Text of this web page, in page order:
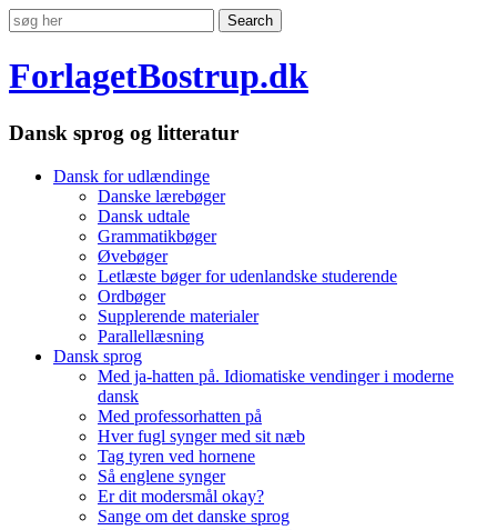
ForlagetBostrup.dk
Dansk sprog og litteratur
Dansk for udlændinge
Danske lærebøger
Dansk udtale
Grammatikbøger
Øvebøger
Letlæste bøger for udenlandske studerende
Ordbøger
Supplerende materialer
Parallellæsning
Dansk sprog
Med ja-hatten på. Idiomatiske vendinger i moderne
dansk
Med professorhatten på
Hver fugl synger med sit næb
Tag tyren ved hornene
Så englene synger
Er dit modersmål okay?
Sange om det danske sprog